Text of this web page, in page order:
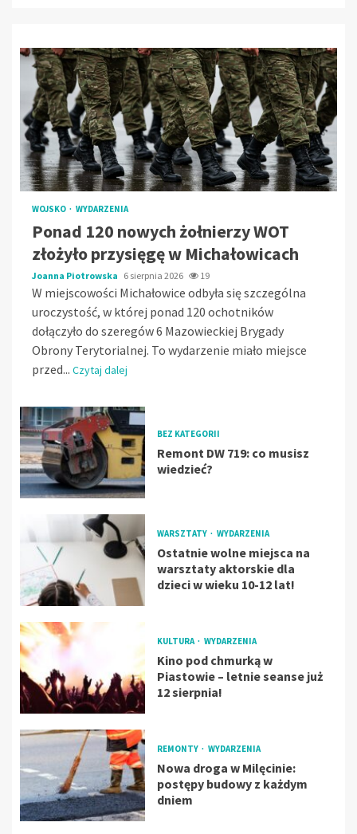
WOJSKO WYDARZENIA
Ponad 120 nowych żołnierzy WOT
złożyło przysięgę w Michałowicach
Joanna Piotrowska 6 sierpnia 2026 19
W miejscowości Michałowice odbyła się szczególna
uroczystość, w której ponad 120 ochotników
dołączyło do szeregów 6 Mazowieckiej Brygady
Obrony Terytorialnej. To wydarzenie miało miejsce
przed... Czytaj dalej
BEZ KATEGORII
Remont DW 719: co musisz
wiedzieć?
WARSZTATY WYDARZENIA
Ostatnie wolne miejsca na
warsztaty aktorskie dla
dzieci w wieku 10-12 lat!
KULTURA WYDARZENIA
Kino pod chmurką w
Piastowie – letnie seanse już
12 sierpnia!
REMONTY WYDARZENIA
Nowa droga w Milęcinie:
postępy budowy z każdym
dniem